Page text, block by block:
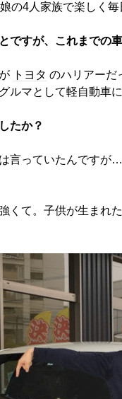
4人家族で楽しく毎
すが、これまでの
トヨタ のハリアーだ
ルマとして軽自動車
たか？
言っていたんです
くて。子供が生まれ